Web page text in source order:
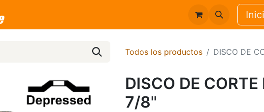
Todos los productos DISCO DE
DISCO DE
7/8"